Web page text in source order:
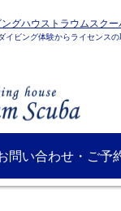
グハウストラウムスクー
イビング体験からライセンス
問い合わせ・ご予